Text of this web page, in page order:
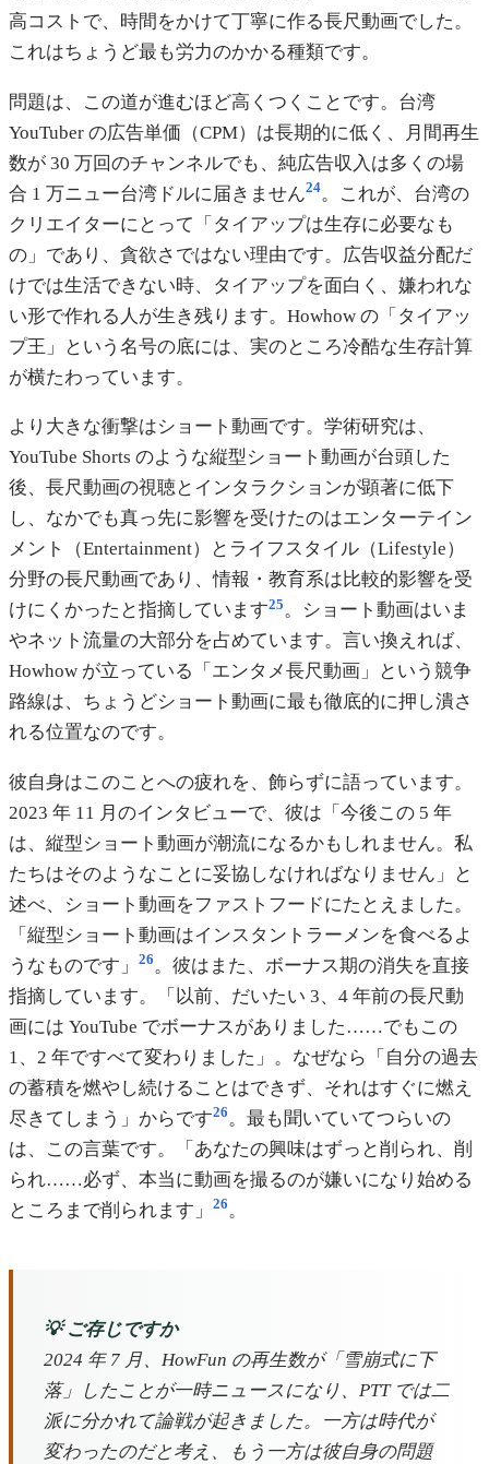
高コストで、時間をかけて丁寧に作る長尺動画でした。
これはちょうど最も労力のかかる種類です。
問題は、この道が進むほど高くつくことです。台湾
YouTuber の広告単価（CPM）は長期的に低く、月間再生
数が 30 万回のチャンネルでも、純広告収入は多くの場
合 1 万ニュー台湾ドルに届きません24。これが、台湾の
クリエイターにとって「タイアップは生存に必要なも
の」であり、貪欲さではない理由です。広告収益分配だ
けでは生活できない時、タイアップを面白く、嫌われな
い形で作れる人が生き残ります。Howhow の「タイアッ
プ王」という名号の底には、実のところ冷酷な生存計算
が横たわっています。
より大きな衝撃はショート動画です。学術研究は、
YouTube Shorts のような縦型ショート動画が台頭した
後、長尺動画の視聴とインタラクションが顕著に低下
し、なかでも真っ先に影響を受けたのはエンターテイン
メント（Entertainment）とライフスタイル（Lifestyle）
分野の長尺動画であり、情報・教育系は比較的影響を受
けにくかったと指摘しています25。ショート動画はいま
やネット流量の大部分を占めています。言い換えれば、
Howhow が立っている「エンタメ長尺動画」という競争
路線は、ちょうどショート動画に最も徹底的に押し潰さ
れる位置なのです。
彼自身はこのことへの疲れを、飾らずに語っています。
2023 年 11 月のインタビューで、彼は「今後この 5 年
は、縦型ショート動画が潮流になるかもしれません。私
たちはそのようなことに妥協しなければなりません」と
述べ、ショート動画をファストフードにたとえました。
「縦型ショート動画はインスタントラーメンを食べるよ
うなものです」
26。彼はまた、ボーナス期の消失を直接
指摘しています。「以前、だいたい 3、4 年前の長尺動
画には YouTube でボーナスがありました……でもこの
1、2 年ですべて変わりました」。なぜなら「自分の過去
の蓄積を燃やし続けることはできず、それはすぐに燃え
尽きてしまう」からです26。最も聞いていてつらいの
は、この言葉です。「あなたの興味はずっと削られ、削
られ……必ず、本当に動画を撮るのが嫌いになり始める
ところまで削られます」
26。
💡 ご存じですか
2024 年 7 月、HowFun の再生数が「雪崩式に下
落」したことが一時ニュースになり、PTT では二
派に分かれて論戦が起きました。一方は時代が
変わったのだと考え、もう一方は彼自身の問題